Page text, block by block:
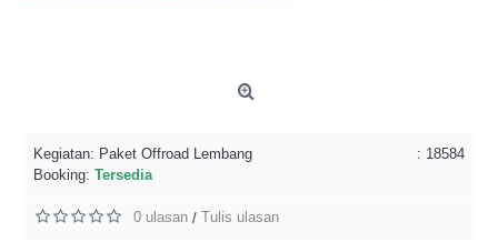
: 18584
Kegiatan: Paket Offroad Lembang
Booking: Tersedia
0 ulasan / Tulis ulasan